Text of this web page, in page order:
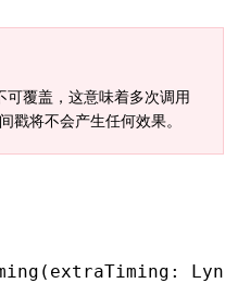
可覆盖，这意味着多次调用
戳将不会产生任何效果。
(extraTiming: